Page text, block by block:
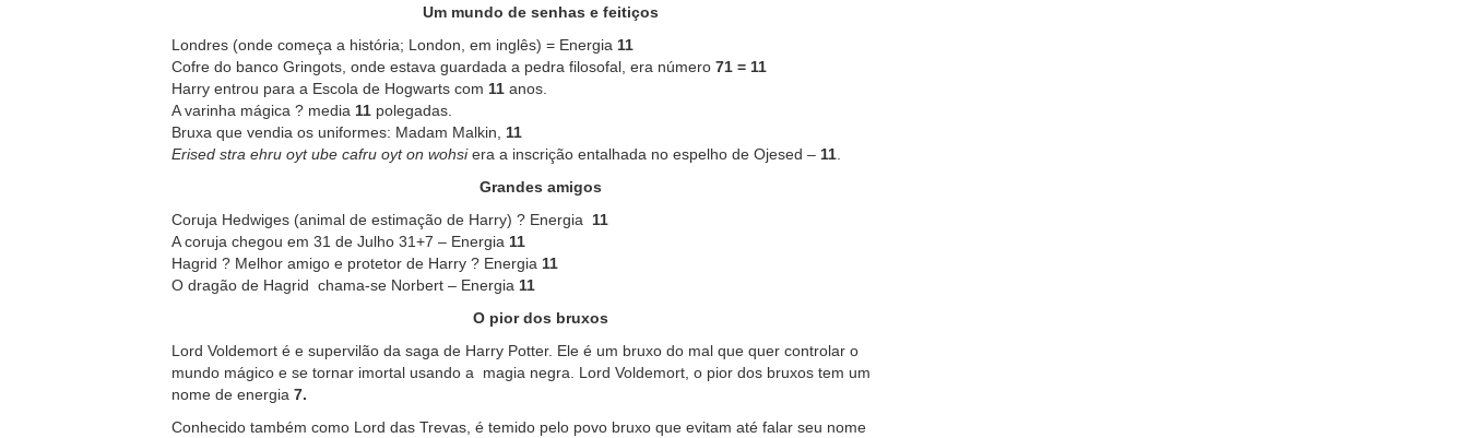
Um mundo de senhas e feitiços
Londres (onde começa a história; London, em inglês) = Energia 11
Cofre do banco Gringots, onde estava guardada a pedra filosofal, era número 71 = 11
Harry entrou para a Escola de Hogwarts com 11 anos.
A varinha mágica ? media 11 polegadas.
Bruxa que vendia os uniformes: Madam Malkin, 11
Erised stra ehru oyt ube cafru oyt on wohsiera a inscrição entalhada no espelho de Ojesed – 11
Grandes amigos
Coruja Hedwiges (animal de estimação de Harry) ? Energia 11
A coruja chegou em 31 de Julho 31+7 – Energia 11
Hagrid ? Melhor amigo e protetor de Harry ? Energia 11
O dragão de Hagrid chama-se Norbert – Energia 11
O pior dos bruxos
Lord Voldemort é e supervilão da saga de Harry Potter. Ele é um bruxo do mal que quer controlar o
mundo mágico e se tornar imortal usando a magia negra. Lord Voldemort, o pior dos bruxos tem um
nome de energia 7.
Conhecido também como Lord das Trevas, é temido pelo povo bruxo que evitam até falar seu nome